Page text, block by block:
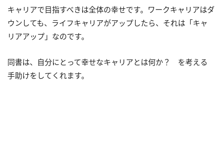
キャリアで目指すべきは全体の幸せです。ワークキャリアはダ
ウンしても、ライフキャリアがアップしたら、それは「キャ
リアアップ」なのです。
同書は、自分にとって幸せなキャリアとは何か？ を考える
手助けをしてくれます。